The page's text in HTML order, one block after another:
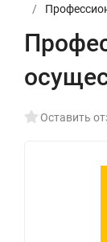
/
Оставить